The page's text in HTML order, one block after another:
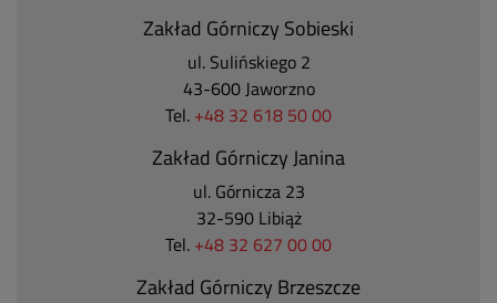
Zakład Górniczy Sobieski
ul. Sulińskiego 2
43-600 Jaworzno
Tel. +48 32 618 50 00
Zakład Górniczy Janina
ul. Górnicza 23
32-590 Libiąż
Tel. +48 32 627 00 00
Zakład Górniczy Brzeszcze